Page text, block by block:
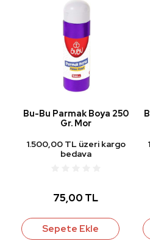
Bu-Bu Parmak Boya 250
Gr. Mor
1.500,00 TL üzeri kargo
bedava
75,00 TL
Sepete Ekle